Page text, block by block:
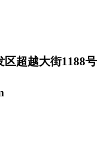
超越大街1188号